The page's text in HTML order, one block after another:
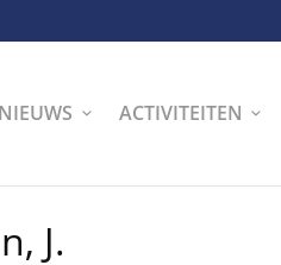
NIEUWS ACTIVITEITEN
J.